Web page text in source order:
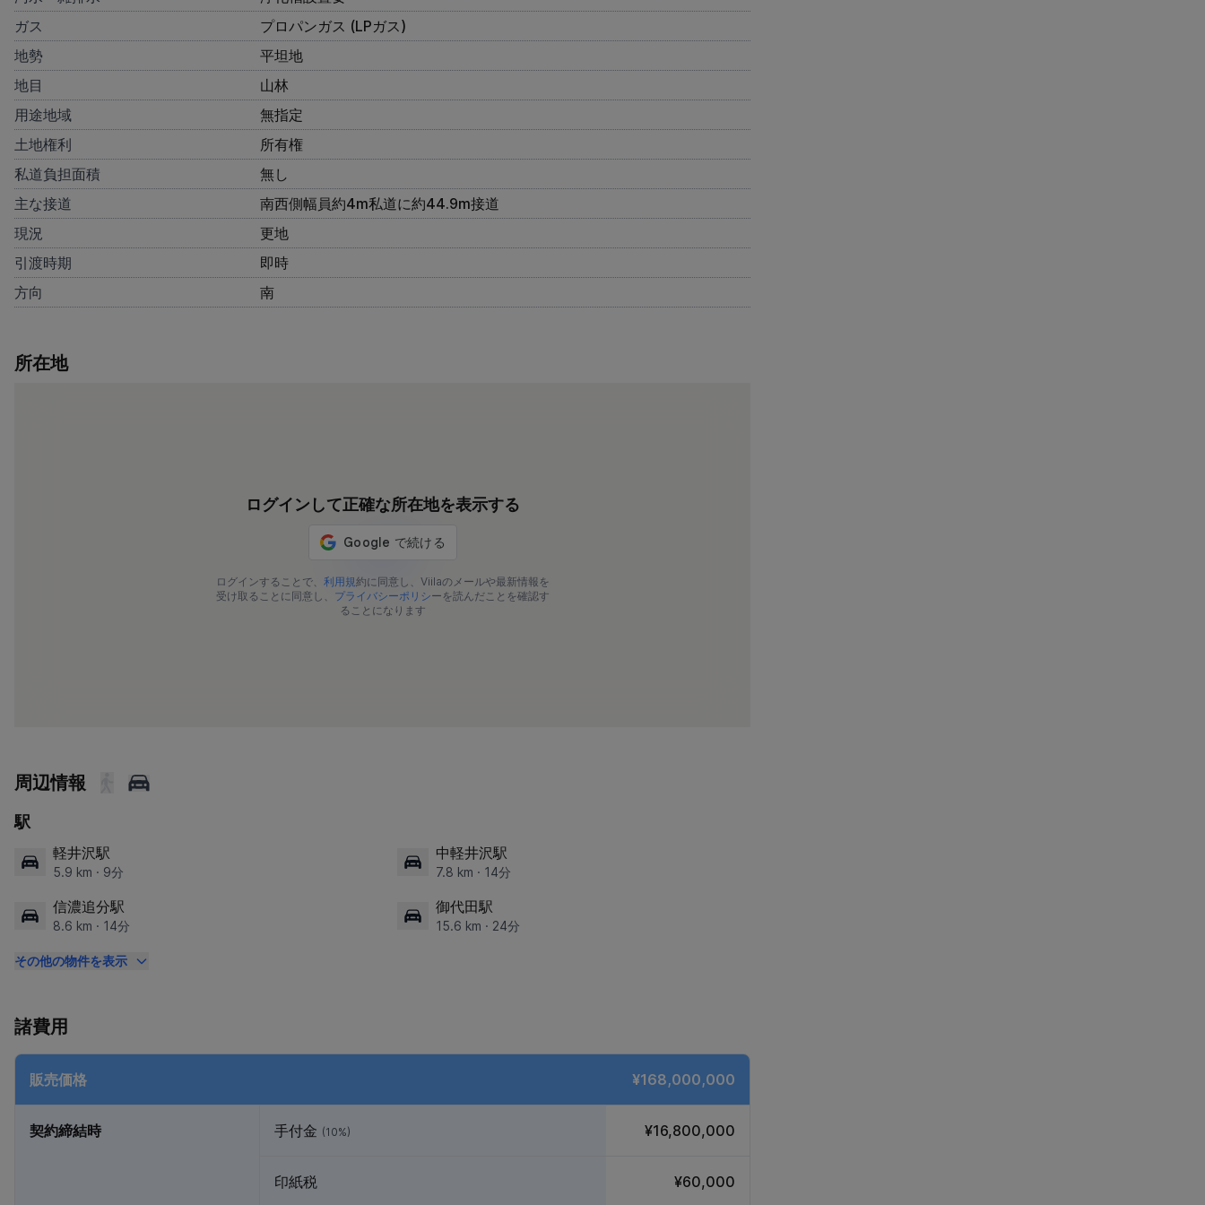
ガス
プロパンガス (LPガス)
地勢
平坦地
地目
山林
用途地域
無指定
土地権利
所有権
私道負担面積
無し
主な接道
南西側幅員約4m私道に約44.9m接道
現況
更地
引渡時期
即時
方向
南
所在地
176
ログインして正確な所在地を表示する
ログインすることで、 利用規約に同意し、Viilaのメールや最新情報を
受け取ることに同意し、 プライバシーポリシーを読んだことを確認す
ることになります
周辺情報
駅
軽井沢駅
5.9 km · 9分
中軽井沢駅
7.8 km · 14分
信濃追分駅
8.6 km · 14分
御代田駅
15.6 km · 24分
その他の物件を表示
諸費用
販売価格 ¥168,000,000
契約締結時 手付金 (10%) ¥16,800,000
印紙税 ¥60,000